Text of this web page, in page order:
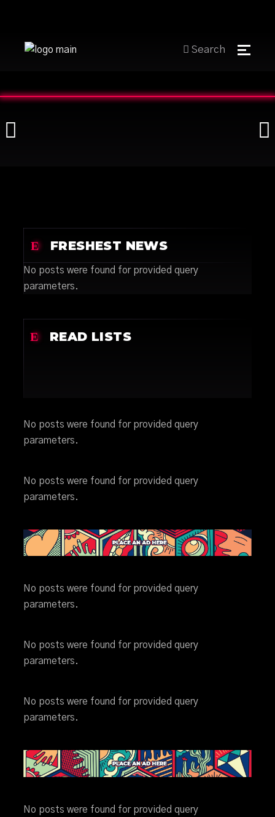
Search
FRESHEST NEWS
No posts were found for provided query
parameters.
READ LISTS
No posts were found for provided query
parameters.
No posts were found for provided query
parameters.
No posts were found for provided query
parameters.
No posts were found for provided query
parameters.
No posts were found for provided query
parameters.
No posts were found for provided query